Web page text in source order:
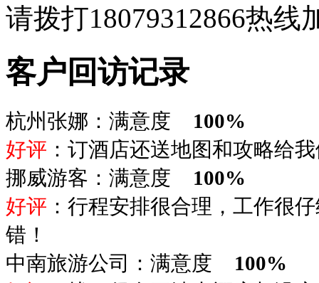
请拨打18079312866热线
客户回访记录
杭州张娜：满意度
100%
好评 ：订酒店还送地图和攻略给
挪威游客：满意度
100%
好评 ：行程安排很合理，工作很
错！
中南旅游公司：满意度
100%